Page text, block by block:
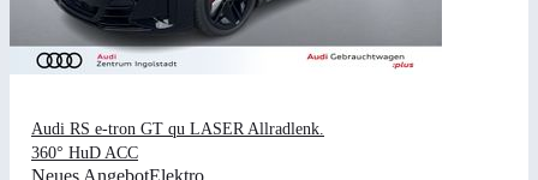
Audi RS e-tron GT qu LASER Allradlenk.
360° HuD ACC